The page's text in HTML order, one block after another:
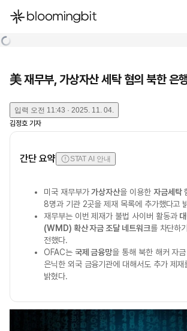
한국어
美 재무부, 가상자산 세탁 혐의 북한 은
입력 오전 11:43 · 2025. 11. 04.
김정호 기자
간단 요약 STAT AI 안내
미국 재무부가가상자산을 이용한 자금세탁
8명과 기관 2곳을 제재 목록에 추가했다고
재무부는 이번 제재가 불법 사이버 활동과
(WMD) 확산 자금 조달 네트워크를 차단하
전했다.
OFAC는 국제 금융망을 통해 북한 해커 자
은닉한 외국 금융기관에 대해서도 추가 제
밝혔다.